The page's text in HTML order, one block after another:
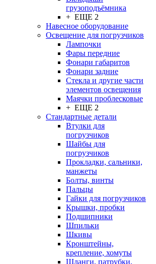
грузоподъёмника
+ ЕЩЕ 2
Навесное оборудование
Освещение для погрузчиков
Лампочки
Фары передние
Фонари габаритов
Фонари задние
Стекла и другие части
элементов освещения
Маячки проблесковые
+ ЕЩЕ 2
Стандартные детали
Втулки для
погрузчиков
Шайбы для
погрузчиков
Прокладки, сальники,
манжеты
Болты, винты
Пальцы
Гайки для погрузчиков
Крышки, пробки
Подшипники
Шпильки
Шкивы
Кронштейны,
крепление, хомуты
Шланги, патрубки,